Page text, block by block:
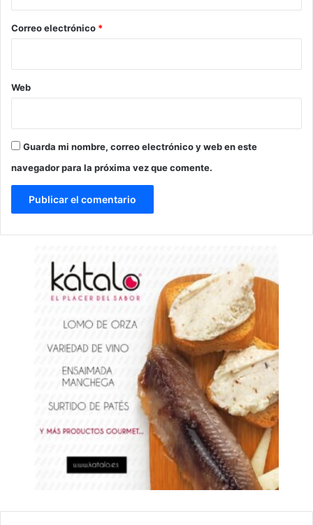
*
Correo electrónico *
Web
Guarda mi nombre, correo electrónico y web en este
navegador para la próxima vez que comente.